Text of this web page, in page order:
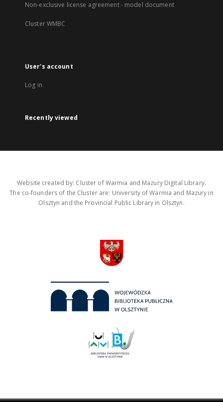
Non-exclusive license agreement - model document
Cluster WMBC
User's account
Log in
Recently viewed
Website created by: Cluster of Warmia and Mazury Digital Library.
The co-founders of the Cluster are: University of Warmia and Mazury in
Olsztyn and the Provincial Public Library in Olsztyn.